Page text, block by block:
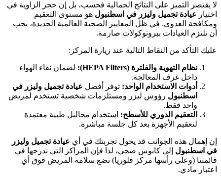
لا يقتصر التميز على النتائج الجمالية فحسب، بل إن حجر الزاوية في
اختيار عيادة تجميل وليزر في اسطنبول هو مستوى التعقيم
ومكافحة العدوى. في ظل المعايير الصحية العالمية الجديدة، يجب
أن تلتزم العيادات ببروتوكولات صارمة.
عليك التأكد من النقاط التالية عند زيارة المركز:
نظام التهوية والفلترة (HEPA Filters):
لضمان نقاء الهواء
داخل غرف المعالجة.
أدوات الاستخدام الواحد: توفر أفضل عيادة تجميل وليزر في
اسطنبول رؤوس ليزر ومستلزمات شخصية تستخدم لمريض
واحد فقط.
التعقيم الدوري للأسطح: استخدام محاليل طبية معتمدة
لتعقيم الأجهزة بعد كل جلسة مباشرة.
إن إهمال هذه الجوانب قد يحول تجربتك في أي عيادة تجميل وليزر
في اسطنبول إلى كابوس صحي، لذا فإن المراكز التي ندرجها في
قائمتنا (وعلى رأسها مركز فلوريا) تضع سلامة المريض فوق أي
اعتبار مادي.